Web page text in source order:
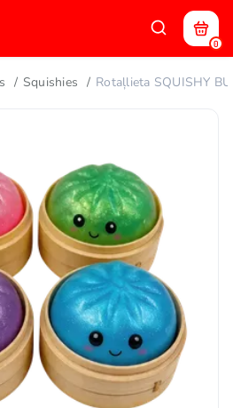
0
Squishies Rotaļlieta SQUISHY